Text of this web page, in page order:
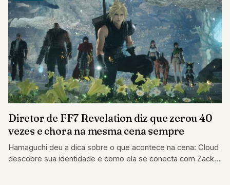
Diretor de FF7 Revelation diz que zerou 40
vezes e chora na mesma cena sempre
Hamaguchi deu a dica sobre o que acontece na cena: Cloud
descobre sua identidade e como ela se conecta com Zack